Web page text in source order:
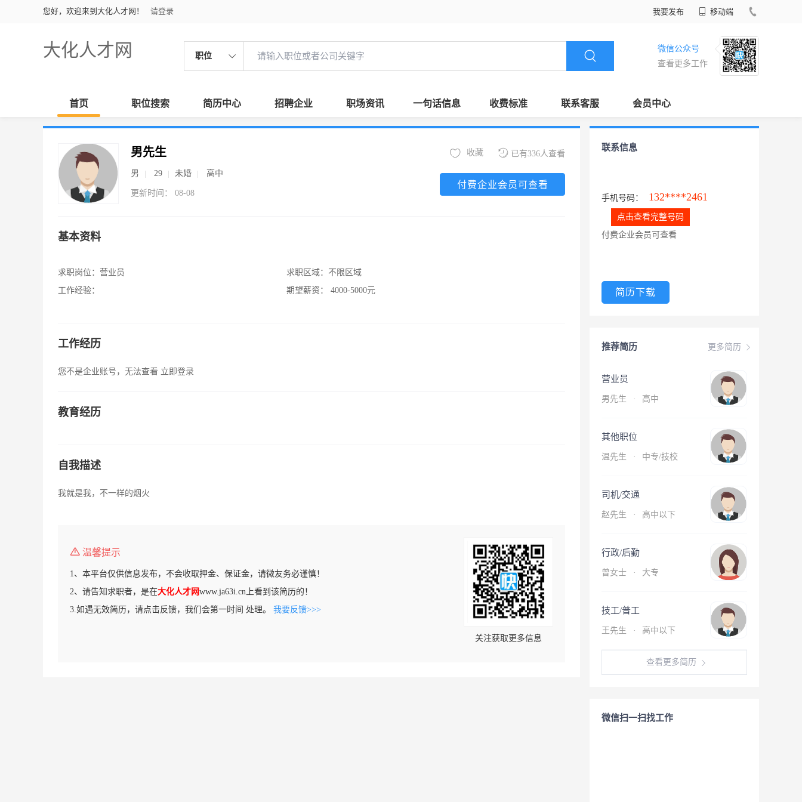
您好，欢迎来到大化人才网！ 请登录 我要发布 移动端
大化人才网 职位
微信公众号
查看更多工作
首页 职位搜索 简历中心 招聘企业 职场资讯 一句话信息 收费标准 联系客服 会员中心
男先生
男 29 未婚 高中
更新时间： 08-08
已有336人查看
收藏
付费企业会员可查看
基本资料
求职岗位： 营业员
工作经验：
求职区域： 不限区域
期望薪资：
4000-5000元
工作经历
您不是企业账号，无法查看 立即登录
教育经历
自我描述
我就是我，不一样的烟火
温馨提示
1、本平台仅供信息发布，不会收取押金、保证金，请微友务必谨慎！
2、请告知求职者，是在大化人才网www.ja63i.cn上看到该简历的！
3.如遇无效简历，请点击反馈，我们会第一时间 处理。 我要反馈>>>
关注获取更多信息
联系信息
手机号码： 132****2461
点击查看完整号码
付费企业会员可查看
简历下载
更多简历
推荐简历
营业员
男先生 · 高中
其他职位
温先生 · 中专/技校
司机/交通
赵先生 · 高中以下
行政/后勤
曾女士 · 大专
技工/普工
王先生 · 高中以下
查看更多简历
微信扫一扫找工作